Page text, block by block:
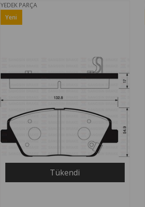
YEDEK PARÇA
Tükendi
Yeni